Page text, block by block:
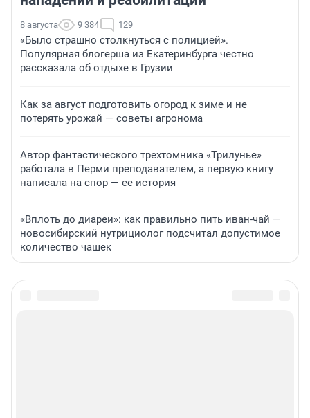
8 августа 9 384 129
«Было страшно столкнуться с полицией».
Популярная блогерша из Екатеринбурга честно
рассказала об отдыхе в Грузии
Как за август подготовить огород к зиме и не
потерять урожай — советы агронома
Автор фантастического трехтомника «Трилунье»
работала в Перми преподавателем, а первую книгу
написала на спор — ее история
«Вплоть до диареи»: как правильно пить иван-чай —
новосибирский нутрициолог подсчитал допустимое
количество чашек